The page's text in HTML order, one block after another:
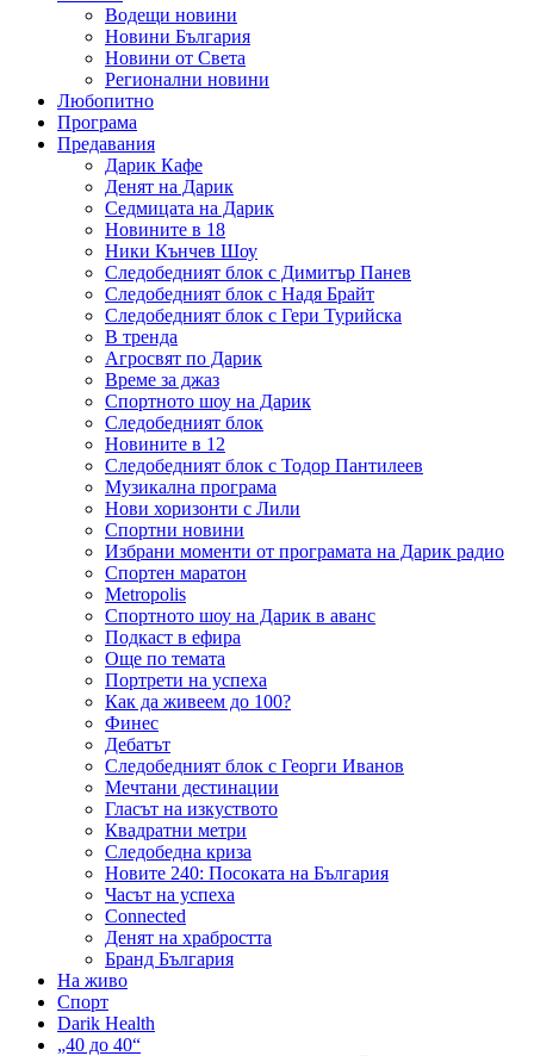
Водещи новини
Новини България
Новини от Света
Регионални новини
Любопитно
Програма
Предавания
Дарик Кафе
Денят на Дарик
Седмицата на Дарик
Новините в 18
Ники Кънчев Шоу
Следобедният блок с Димитър Панев
Следобедният блок с Надя Брайт
Следобедният блок с Гери Турийска
В тренда
Агросвят по Дарик
Време за джаз
Спортното шоу на Дарик
Следобедният блок
Новините в 12
Следобедният блок с Тодор Пантилеев
Музикална програма
Нови хоризонти с Лили
Спортни новини
Избрани моменти от програмата на Дарик радио
Спортен маратон
Metropolis
Спортното шоу на Дарик в аванс
Подкаст в ефира
Още по темата
Портрети на успеха
Как да живеем до 100?
Финес
Дебатът
Следобедният блок с Георги Иванов
Мечтани дестинации
Гласът на изкуството
Квадратни метри
Следобедна криза
Новите 240: Посоката на България
Часът на успеха
Connected
Денят на храбростта
Бранд България
На живо
Спорт
Darik Health
„40 до 40“